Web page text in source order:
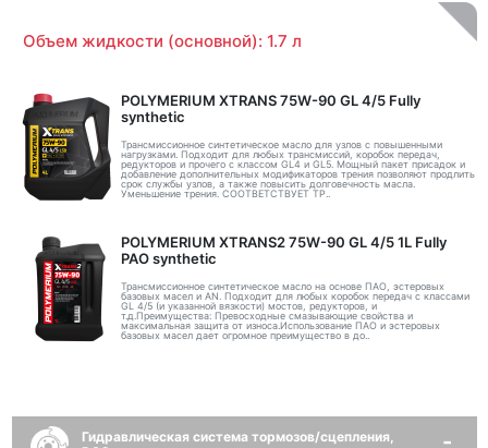
Объем жидкости (основной): 1.7 л
POLYMERIUM XTRANS 75W-90 GL 4/5 Fully
synthetic
Трансмиссионное синтетическое масло для узлов с повышенными
нагрузками. Подходит для любых трансмиссий, коробок передач,
редукторов и прочего с классом GL4 и GL5. Мощный пакет присадок и
добавление дополнительных модификаторов трения позволяют продлить
срок службы узлов, а также повысить долговечность масла.
Уменьшение трения. СООТВЕТСТВУЕТ ТР..
POLYMERIUM XTRANS2 75W-90 GL 4/5 1L Fully
PAO synthetic
Трансмиссионное синтетическое масло на основе ПАО, эстеровых
базовых масел и AN. Подходит для любых коробок передач с классами
GL 4/5 (и указанной вязкости) мостов, редукторов, и
т.д.Преимущества: Превосходные смазывающие свойства и
максимальная защита от износа.Использование ПАО и эстеровых
базовых масел дает огромное преимущество в до..
Гидравлическая система тормозов/сцепления,